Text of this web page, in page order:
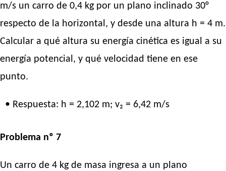
m/s un carro de 0,4 kg por un plano inclinado 30°
respecto de la horizontal, y desde una altura h = 4 m.
Calcular a qué altura su energía cinética es igual a su
energía potencial, y qué velocidad tiene en ese
punto.
• Respuesta: h = 2,102 m; v₂ = 6,42 m/s
Problema nº 7
Un carro de 4 kg de masa ingresa a un plano